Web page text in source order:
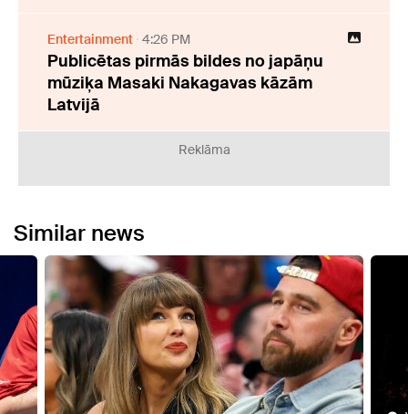
Entertainment 4:26 PM
Publicētas pirmās bildes no japāņu
mūziķa Masaki Nakagavas kāzām
Latvijā
Reklāma
Similar news